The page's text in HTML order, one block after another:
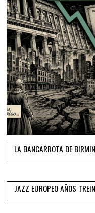
LA BANCARROTA DE
JAZZ EUROPEO AÑOS